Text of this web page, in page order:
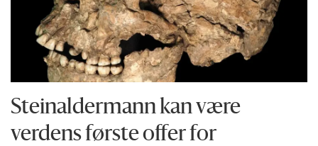
Steinaldermann kan være
verdens første offer for